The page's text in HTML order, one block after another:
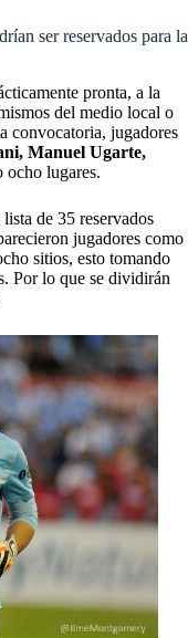
ser reservados para la
pronta, a la
del medio local o
convocatoria, jugadores
Manuel Ugarte,
ocho lugares.
de 35 reservados
jugadores como
sitios, esto tomando
Por lo que se dividirán